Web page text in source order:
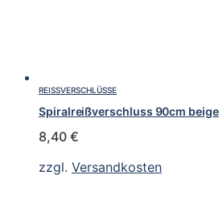
REISSVERSCHLÜSSE
Spiralreißverschluss 90cm beige
8,40 €
zzgl. Versandkosten